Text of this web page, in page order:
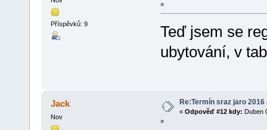
Příspěvků: 9
»
Teď jsem se
ubytování, v
Jack
Nov
Re:Termín sraz jaro
« Odpověď #12 kdy: Duben
»